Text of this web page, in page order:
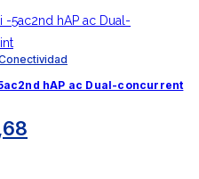
hAP ac Dual-concurrent
precio